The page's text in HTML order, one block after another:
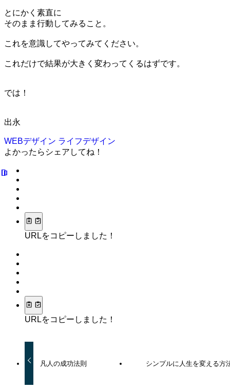
とにかく素直に
そのまま行動してみること。
これを意識してやってみてください。
これだけで結果が大きく変わってくるはずです。
では！
出永
WEBデザイン ライフデザイン
よかったらシェアしてね！
URLをコピーしました！
URLをコピーしました！
凡人の成功法則 シンプルに人生を変える方